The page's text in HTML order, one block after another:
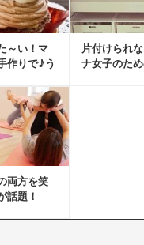
～い！マ
作りで♪う
片付けられ
ナ女子のた
両方を笑
話題！